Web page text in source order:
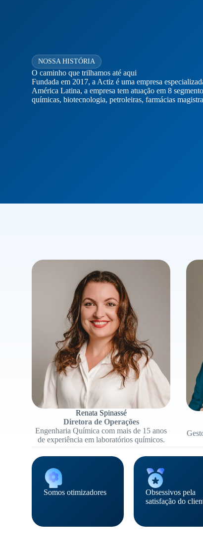
NOSSA HISTÓRIA
O caminho que trilhamos até aqui
Fundada em 2017, a Actiz é uma empresa
América Latina, a empresa tem atuação em 8
químicas, biotecnologia, petroleiras, farmácias
Renata Spinassé
Diretora de Operações
Engenharia Química com mais de 15 anos
de experiência em laboratórios químicos.
Somos otimizadores
Obsessivos pela
satisfação do